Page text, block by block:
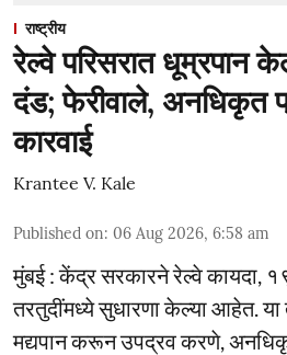
राष्ट्रीय
रेल्वे परिसरात धूम्रपान
दंड; फेरीवाले, अनधिकृत
कारवाई
Krantee V. Kale
Published on: 06 Aug 2026, 6:58 am
मुंबई : केंद्र सरकारने रेल्वे कायदा,
तरतुदींमध्ये सुधारणा केल्या आहेत. या
मद्यपान करून उपद्रव करणे,